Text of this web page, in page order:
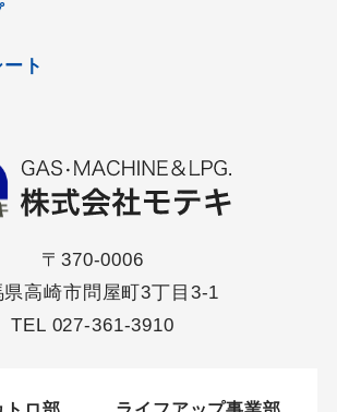
ト
〒370-0006
県高崎市問屋町3丁目3-1
TEL 027-361-3910